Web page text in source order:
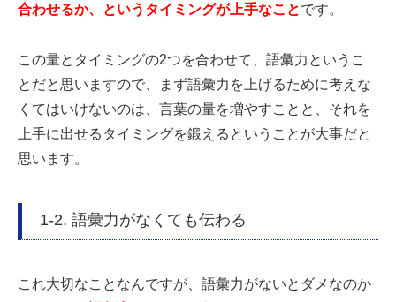
合わせるか、というタイミングが上手なことです。
この量とタイミングの2つを合わせて、語彙力というこ
とだと思いますので、まず語彙力を上げるために考えな
くてはいけないのは、言葉の量を増やすことと、それを
上手に出せるタイミングを鍛えるということが大事だと
思います。
1-2. 語彙力がなくても伝わる
これ大切なことなんですが、語彙力がないとダメなのか